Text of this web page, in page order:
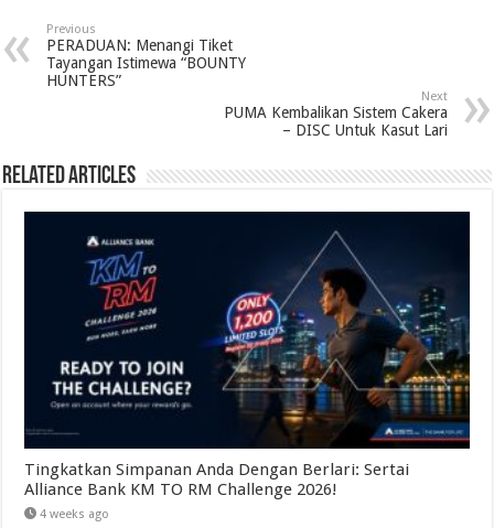
Previous
PERADUAN: Menangi Tiket
Tayangan Istimewa “BOUNTY
HUNTERS”
Next
PUMA Kembalikan Sistem Cakera
– DISC Untuk Kasut Lari
Related Articles
Tingkatkan Simpanan Anda Dengan Berlari: Sertai
Alliance Bank KM TO RM Challenge 2026!
4 weeks ago